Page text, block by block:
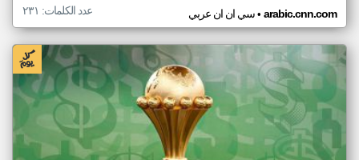
سي ان ان عربي• arabic.cnn.com عدد الكلمات: ٢٣١